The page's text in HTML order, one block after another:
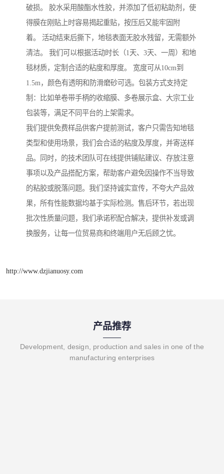
破损。 胶水采用酸酯水性胶，并添加了低初粘助剂，使
得膜在刚贴上时容易揭起重贴，按压后又能牢固附
着。 活动结束后撕下，地毯表面无胶水残留，无需额外
清洁。 我们可以根据活动时长（1天、3天、一周）和地
毯材质，定制合适的粘度和厚度。 宽度可从10cm到
1.5m，颜色有透明和防滑磨砂可选。包装方式支持定
制：比如单卷带手柄的收缩膜、多卷展示盒、大宗工业
包装等，满足不同平台的上架需求。
我们提供免费样品供客户提前测试，客户只需告知地毯
类型和使用场景，我们会合适的粘度及厚度，并寄送样
品。同时，的技术团队可在线提供铺贴建议、存放注意
事项以及产品搭配方案，帮助客户避免因操作不当导致
的粘胶或脱落问题。我们坚持诚实宣传，不夸大产品效
果，所有性能数据均基于实际检测。售后环节，若出现
批次性质量问题，我们承诺积配合解决，提供补发或调
换服务，让每一位贸易商和终端用户无后顾之忧。
http://www.dzjianuosy.com
产品推荐
Development, design, production and sales in one of the
manufacturing enterprises